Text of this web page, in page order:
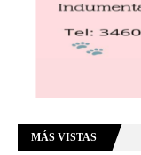
MÁS VISTAS